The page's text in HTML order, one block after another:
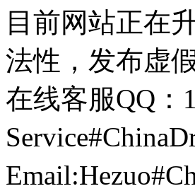
目前网站正在
法性，发布虚
在线客服QQ：